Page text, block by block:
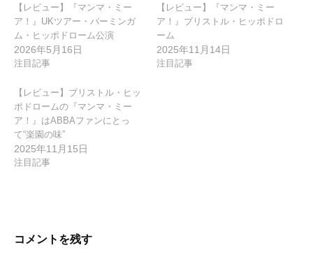
ン
【レビュー】『マンマ・ミー
ア！』UKツアー・バーミンガ
ム・ヒッポドローム公演
2026年5月16日
注目記事
【レビュー】『マンマ・ミー
ア！』ブリストル・ヒッポドロ
ーム
2025年11月14日
注目記事
【レビュー】ブリストル・ヒッ
ポドロームの『マンマ・ミー
ア！』はABBAファンにとっ
て“楽園の味”
2025年11月15日
注目記事
コメントを残す